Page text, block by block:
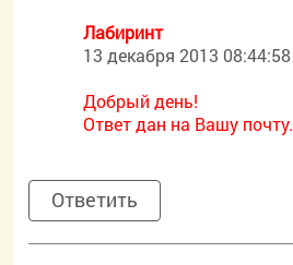
Лабиринт
13 декабря 2013 08:44:58
Добрый день!
Ответ дан на Вашу почту.
Ответить